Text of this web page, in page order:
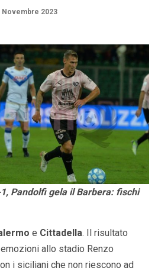
2023
Pandolfi gela il Barbera: fischi
e Cittadella. Il risultato
allo stadio Renzo
i siciliani che non riescono ad